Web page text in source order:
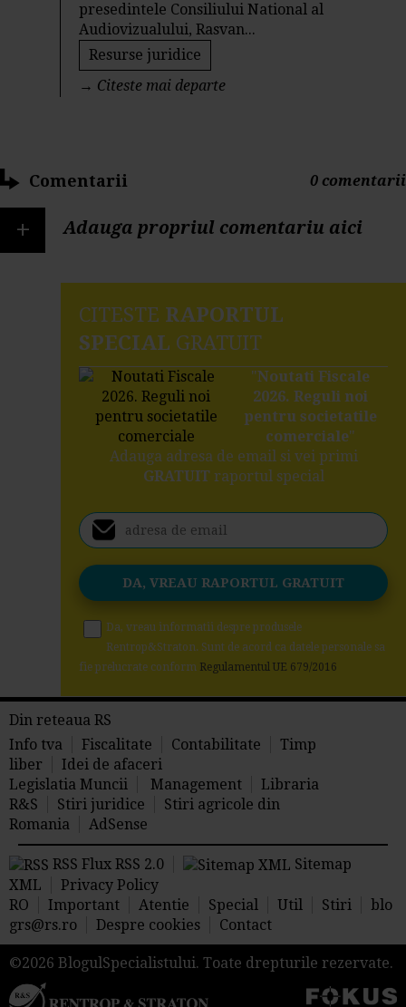
presedintele Consiliului National al
Audiovizualului, Rasvan...
Resurse juridice
→ Citeste mai departe
Comentarii 0 comentarii
+ Adauga propriul comentariu aici
CITESTE RAPORTUL
SPECIAL GRATUIT
"Noutati Fiscale
2026. Reguli noi
pentru societatile
comerciale"
Adauga adresa de email si vei primi
GRATUITraportul special
Da, vreau informatii despre produsele
Rentrop&Straton. Sunt de acord ca datele personale sa
fie prelucrate conform Regulamentul UE 679/2016
Din reteaua RS
Info tva
Fiscalitate Contabilitate
Timp
liber
Idei de afaceri
Legislatia Muncii
Management
Libraria
R&S
Stiri juridice
Stiri agricole din
Romania
AdSense
RSS Flux RSS 2.0
Sitemap
XML
Privacy Policy
RO
Important Atentie Special Util Stiri
blo
grs@rs.ro
Despre cookies Contact
©2026 BlogulSpecialistului. Toate drepturile rezervate.